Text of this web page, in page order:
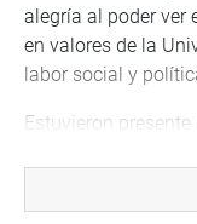
alegría al poder ver
en valores de la
labor social y
Estuvieron
jefe de la Oficina